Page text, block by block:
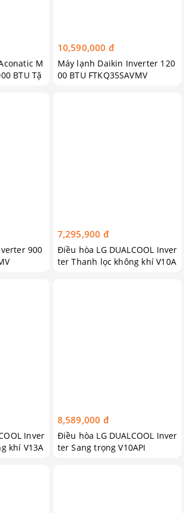
M
BTU Tặ
10,590,000 đ
Máy lạnh Daikin Inverter 120
00 BTU FTKQ35SAVMV
900
7,295,900 đ
Điều hòa LG DUALCOOL Inver
ter Thanh lọc không khí V10A
Inver
khí V13A
8,589,000 đ
Điều hòa LG DUALCOOL Inver
ter Sang trọng V10API